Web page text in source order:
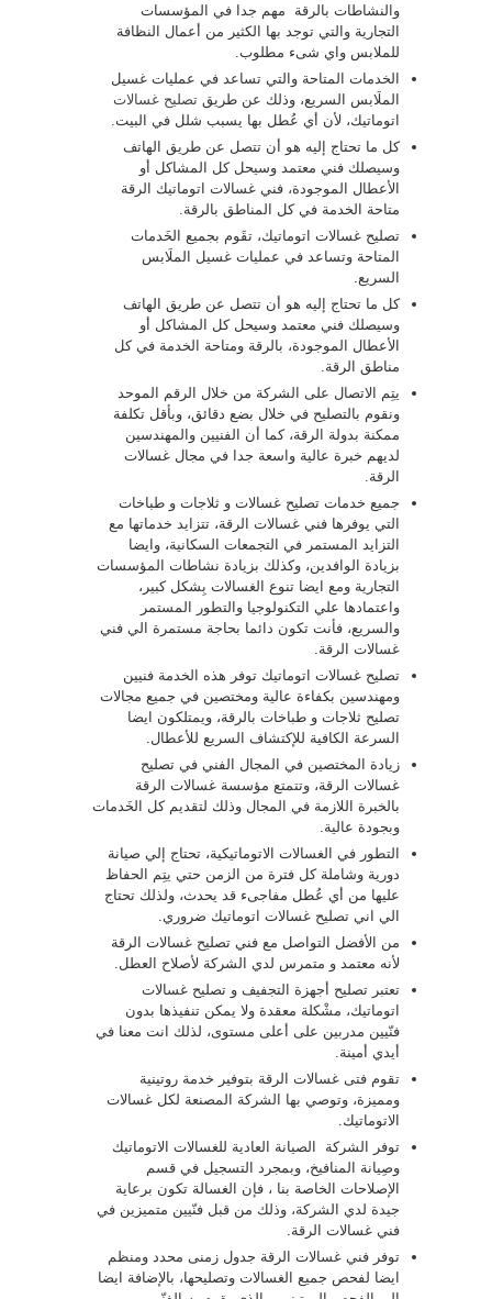
والنشاطات بالرقة مهم جدا في المؤسسات
التجارية والتي توجد بها الكثير من أعمال النظافة
للملابس واي شىء مطلوب.
الخدمات المتاحة والتي تساعد في عمليات غسيل
الملَابس السريع، وذلك عن طريق تصليح غسالات
اتوماتيك، لأن أي عُطل بها يسبب شلل في البيت.
كل ما تحتاج إليه هو أن تتصل عن طريق الهاتف
وسيصلك فني معتمد وسيحل كل المشاكل أو
الأعطال الموجودة، فني غسالات اتوماتيك الرقة
متاحة الخدمة في كل المناطق بالرقة.
تصليح غسالات اتوماتيك، تقَوم بجميع الخَدمات
المتاحة وتساعد في عمليات غسيل الملَابس
السريع.
كل ما تحتاج إليه هو أن تتصل عن طريق الهاتف
وسيصلك فني معتمد وسيحل كل المشاكل أو
الأعطال الموجودة، بالرقة ومتاحة الخدمة في كل
مناطق الرقة.
يتِم الاتصال على الشركة من خلال الرقم الموحد
ونقوم بالتصليح في خلال بضع دقائق، وبأقل تكلفة
ممكنة بدولة الرقة، كما أن الفنيين والمهندسين
لديهم خبرة عالية واسعة جدا في مجال غسالات
الرقة.
جميع خدمات تصليح غسالات و ثلاجات و طباخات
التي يوفرها فني غسالات الرقة، تتزايد خدماتها مع
التزايد المستمر في التجمعات السكانية، وايضا
بزيادة الوافدين، وكذلك بزيادة نشاطات المؤسسات
التجارية ومع ايضا تنوع الغسالات بِشكل كبير،
واعتمادها علي التكنولوجيا والتطور المستمر
والسريع، فأنت تكون دائما بحاجة مستمرة الي فني
غسالات الرقة.
تصليح غسالات اتوماتيك توفر هذه الخدمة فنيين
ومهندسين بكفاءة عالية ومختصين في جميع مجالات
تصليح ثلاجات و طباخات بالرقة، ويمتلكون ايضا
السرعة الكافية للإكتشاف السريع للأعطال.
زيادة المختصين في المجال الفني في تصليح
غسالات الرقة، وتتمتع مؤسسة غسالات الرقة
بالخبرة اللازمة في المجال وذلك لتقديم كل الخَدمات
وبجودة عالية.
التطور في الغسالات الاتوماتيكية، تحتاج إلي صيانة
دورية وشاملة كل فترة من الزمن حتي يتِم الحفاظ
عليها من أي عُطل مفاجىء قد يحدث، ولذلك تحتاج
الي اني تصليح غسالات اتوماتيك ضروري.
من الأفضل التواصل مع فني تصليح غسالات الرقة
لأنه معتمد و متمرس لدي الشركة لأصلاح العطل.
تعتبر تصليح أجهزة التجفيف و تصليح غسالات
اتوماتيك، مشْكلة معقدة ولا يمكن تنفيذها بدون
فنّيين مدربين على أعلى مستوى، لذلك انت معنا في
أيدي أمينة.
تقوم فتى غسالات الرقة بتوفير خدمة روتينية
ومميزة، وتوصي بها الشركة المصنعة لكل غسالات
الاتوماتيك.
توفر الشركة الصيانة العادية للغسالات الاتوماتيك
وصِيانة المنافيخ، وبمجرد التسجيل في قسم
الإصلاحات الخاصة بنا ، فإن الغسالة تكون برعاية
جيدة لدي الشركة، وذلك من قبل فنّيين متميزين في
فني غسالات الرقة.
توفر فني غسالات الرقة جدول زمنى محدد ومنظم
ايضا لفحص جميع الغسالات وتصليحها، بالإضافة ايضا